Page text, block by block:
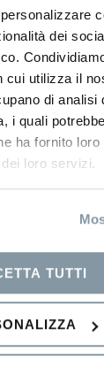
dei
cui utilizza il
di analisi
i quali
ha fornito loro
loro servizi.
TUTTI